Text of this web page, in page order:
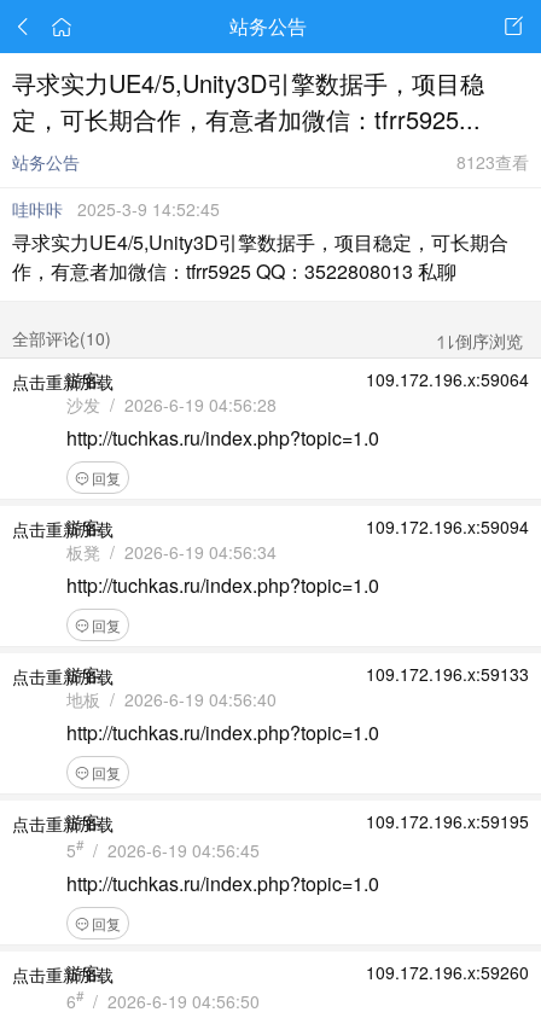
站务公告
寻求实力UE4/5,Unity3D引擎数据手，项目稳
定，可长期合作，有意者加微信：tfrr5925...
站务公告
8123查看
哇咔咔 2025-3-9 14:52:45
寻求实力UE4/5,Unity3D引擎数据手，项目稳定，可长期合
作，有意者加微信：tfrr5925 QQ：3522808013 私聊
全部评论(10)
倒序浏览
点击重新加载
游客
109.172.196.x:59064
沙发 / 2026-6-19 04:56:28
http://tuchkas.ru/index.php?topic=1.0
回复
点击重新加载
游客
109.172.196.x:59094
板凳 / 2026-6-19 04:56:34
http://tuchkas.ru/index.php?topic=1.0
回复
点击重新加载
游客
109.172.196.x:59133
地板 / 2026-6-19 04:56:40
http://tuchkas.ru/index.php?topic=1.0
回复
点击重新加载
游客
109.172.196.x:59195
5# / 2026-6-19 04:56:45
http://tuchkas.ru/index.php?topic=1.0
回复
点击重新加载
游客
109.172.196.x:59260
6# / 2026-6-19 04:56:50